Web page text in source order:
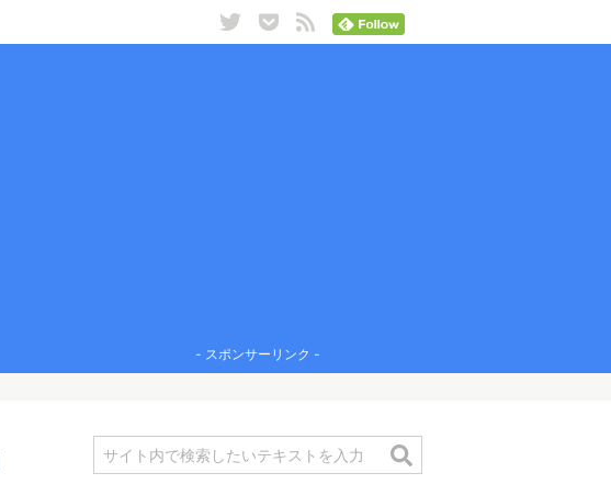
- スポンサーリンク -